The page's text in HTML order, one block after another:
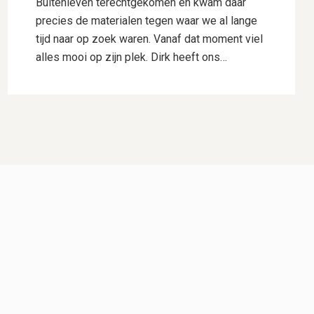
precies de materialen tegen waar we al lange
tijd naar op zoek waren. Vanaf dat moment viel
alles mooi op zijn plek. Dirk heeft ons